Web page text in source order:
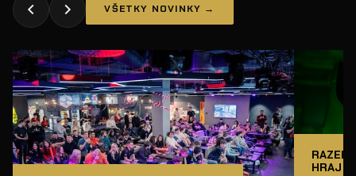
VŠETKY NOVINKY →
RAZER
HRAJ